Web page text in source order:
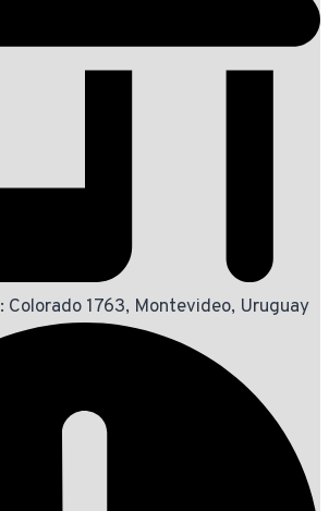
: Colorado 1763, Montevideo, Uruguay